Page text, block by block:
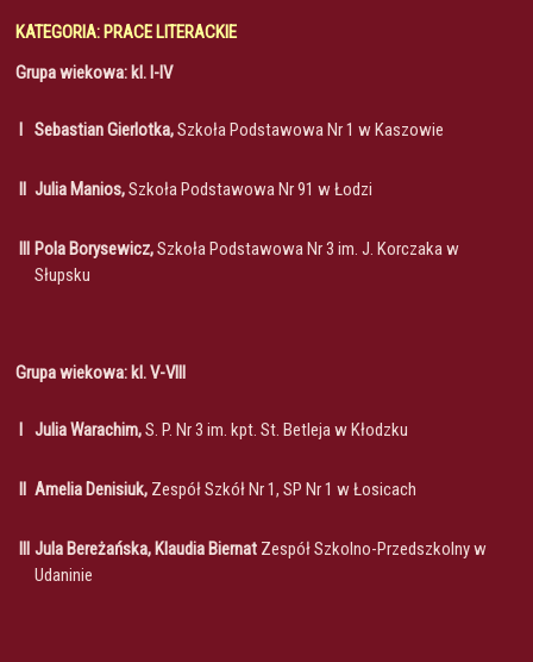
KATEGORIA: PRACE LITERACKIE
Grupa wiekowa: kl. I-IV
I Sebastian Gierlotka,Szkoła Podstawowa Nr 1 w Kaszowie
II Julia Manios,Szkoła Podstawowa Nr 91 w Łodzi
III Pola Borysewicz,Szkoła Podstawowa Nr 3 im. J. Korczaka w
Słupsku
Grupa wiekowa: kl. V-VIII
I Julia Warachim,S. P. Nr 3 im. kpt. St. Betleja w Kłodzku
II Amelia Denisiuk, Zespół Szkół Nr 1, SP Nr 1 w Łosicach
III Jula Bereżańska, Klaudia Biernat Zespół Szkolno-Przedszkolny w
Udaninie